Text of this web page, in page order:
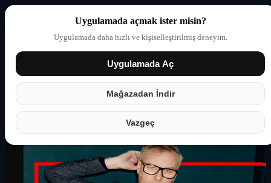
Uygulamada açmak ister misin?
Uygulamada daha hızlı ve kişiselleştirilmiş deneyim.
Uygulamada Aç
Mağazadan İndir
Vazgeç
Giriş yap Partner